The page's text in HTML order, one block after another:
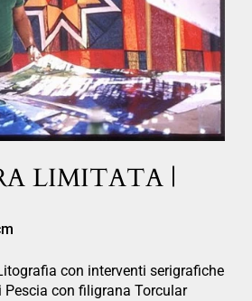
LIMITATA |
con interventi serigrafiche
con filigrana Torcular